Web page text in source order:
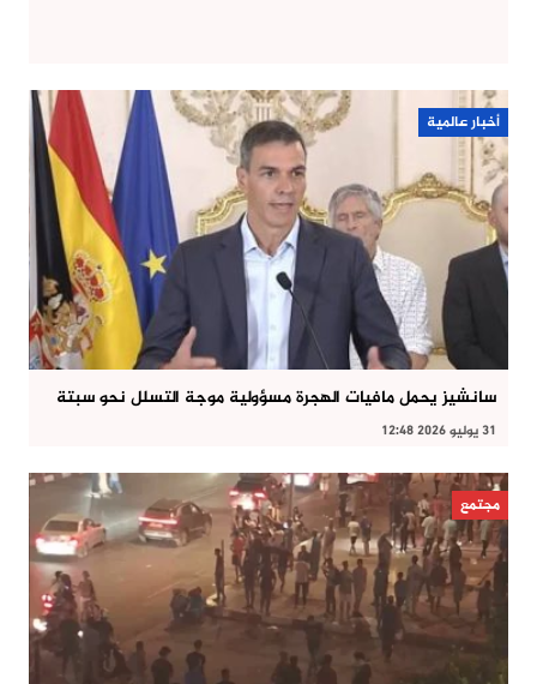
أخبار عالمية
سانشيز يحمل مافيات الهجرة مسؤولية موجة التسلل نحو سبتة
31 يوليو 2026 12:48
مجتمع